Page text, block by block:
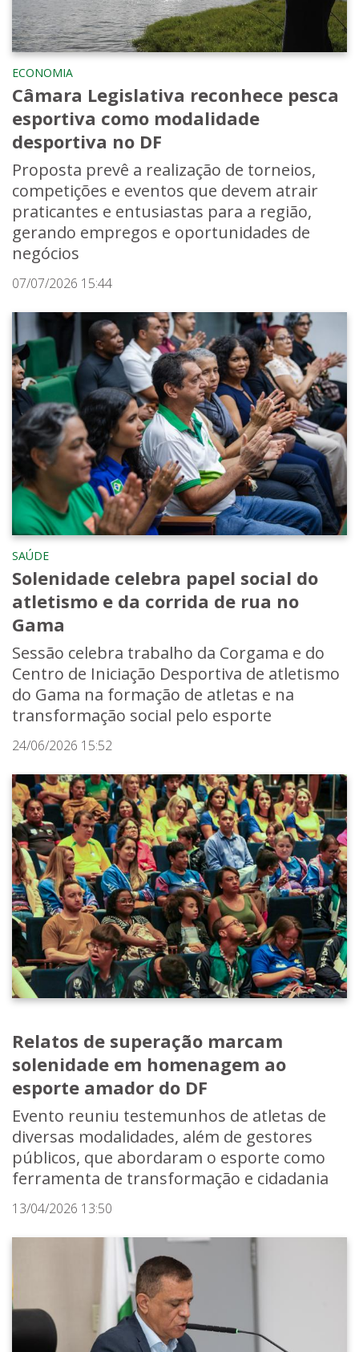
ECONOMIA
Câmara Legislativa reconhece pesca
esportiva como modalidade
desportiva no DF
Proposta prevê a realização de torneios,
competições e eventos que devem atrair
praticantes e entusiastas para a região,
gerando empregos e oportunidades de
negócios
07/07/2026 15:44
SAÚDE
Solenidade celebra papel social do
atletismo e da corrida de rua no
Gama
Sessão celebra trabalho da Corgama e do
Centro de Iniciação Desportiva de atletismo
do Gama na formação de atletas e na
transformação social pelo esporte
24/06/2026 15:52
Relatos de superação marcam
solenidade em homenagem ao
esporte amador do DF
Evento reuniu testemunhos de atletas de
diversas modalidades, além de gestores
públicos, que abordaram o esporte como
ferramenta de transformação e cidadania
13/04/2026 13:50